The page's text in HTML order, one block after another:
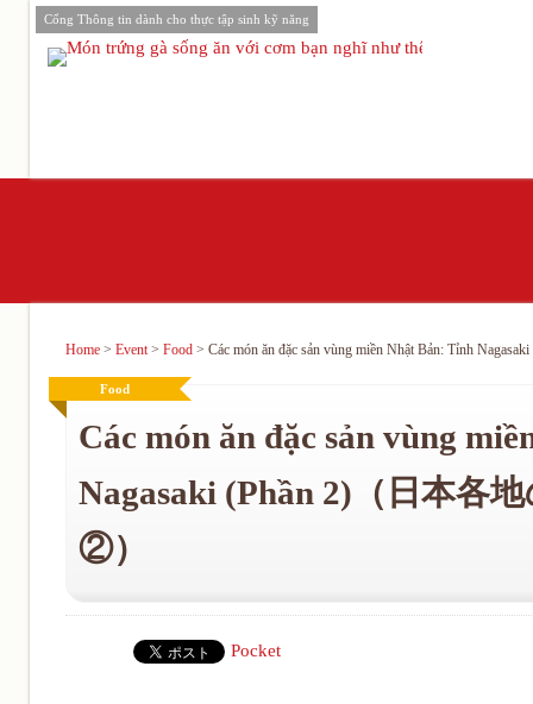
Cổng Thông tin dành cho thực tập sinh kỹ năng
Home > Event> Food > Các món ăn đặc sản vùng miền Nhật Bản: Tỉnh
Food
Các món ăn đặc sản vùng
Nagasaki (Phần 2)（日本各
②）
Pocket